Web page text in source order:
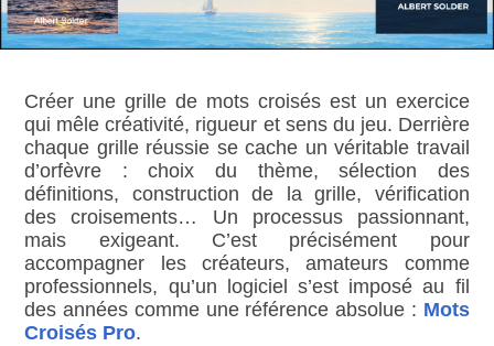
Créer une grille de mots croisés est un exercice
qui mêle créativité, rigueur et sens du jeu. Derrière
chaque grille réussie se cache un véritable travail
d’orfèvre : choix du thème, sélection des
définitions, construction de la grille, vérification
des croisements… Un processus passionnant,
mais exigeant. C’est précisément pour
accompagner les créateurs, amateurs comme
professionnels, qu’un logiciel s’est imposé au fil
des années comme une référence absolue : Mots
Croisés Pro.